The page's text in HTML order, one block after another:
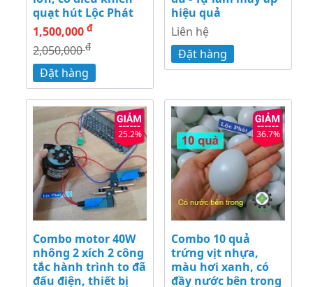
quạt hút Lộc Phát
1,500,000 đ
2,050,000đ
Đặt hàng
hiệu quả
Liên hệ
Đặt hàng
25.2%
Combo motor 40W
nhông 2 xích 2 công
tắc hành trình to đã
đấu điện, thiết bị
36.7%
Combo 10 quả
trứng vịt nhựa,
màu hơi xanh, có
đầy nước bên trong